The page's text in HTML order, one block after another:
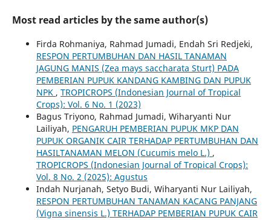
Most read articles by the same author(s)
Firda Rohmaniya, Rahmad Jumadi, Endah Sri Redjeki,
RESPON PERTUMBUHAN DAN HASIL TANAMAN
JAGUNG MANIS (Zea mays saccharata Sturt) PADA
PEMBERIAN PUPUK KANDANG KAMBING DAN PUPUK
NPK , TROPICROPS (Indonesian Journal of Tropical
Crops): Vol. 6 No. 1 (2023)
Bagus Triyono, Rahmad Jumadi, Wiharyanti Nur
Lailiyah, PENGARUH PEMBERIAN PUPUK MKP DAN
PUPUK ORGANIK CAIR TERHADAP PERTUMBUHAN DAN
HASILTANAMAN MELON (Cucumis melo L.) ,
TROPICROPS (Indonesian Journal of Tropical Crops):
Vol. 8 No. 2 (2025): Agustus
Indah Nurjanah, Setyo Budi, Wiharyanti Nur Lailiyah,
RESPON PERTUMBUHAN TANAMAN KACANG PANJANG
(Vigna sinensis L.) TERHADAP PEMBERIAN PUPUK CAIR